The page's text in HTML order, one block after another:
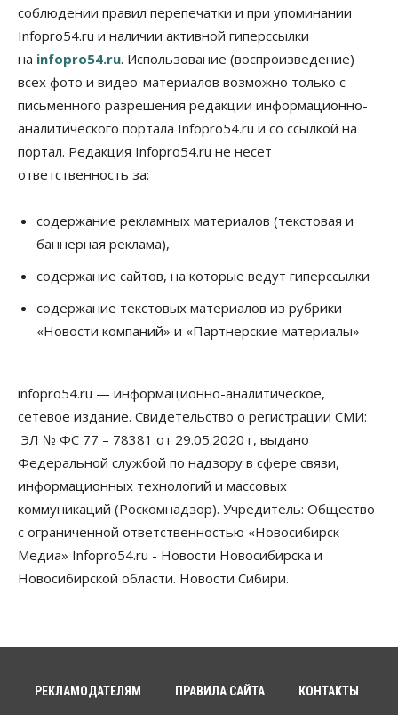
Новосибирцы стали реже оформлять
дома по упрощенной схеме
07 Августа 2026, 16:00
Власть Общество Право&Порядок
Роспотребнадзор изъял почти полторы тонны
мяса в Новосибирской области
Расходы новосибирцев на спорт выросли на 40%
за полгода
07 Августа 2026, 14:35
07 Августа 2026, 14:00
07 Августа 2026, 13:55
Авто Общество
Треть автовладельцев в Новосибирской области
«поставили машины на прикол»
07 Августа 2026, 13:00
Школы, библиотеки, пешеходные тротуары:
депутаты Госдумы контролируют работы на
социальных объектах
07 Августа 2026, 12:35
Синоптики рассказали о погоде в Новосибирске
соблюдении правил перепечатки и при упоминании
Infopro54.ru и наличии активной гиперссылки
на infopro54.ru. Использование (воспроизведение)
всех фото и видео-материалов возможно только с
письменного разрешения редакции информационно-
аналитического портала Infopro54.ru и со ссылкой на
портал. Редакция Infopro54.ru не несет
ответственность за:
содержание рекламных материалов (текстовая и
баннерная реклама),
содержание сайтов, на которые ведут гиперссылки
содержание текстовых материалов из рубрики
«Новости компаний» и «Партнерские материалы»
infopro54.ru — информационно-аналитическое,
сетевое издание. Свидетельство о регистрации СМИ:
ЭЛ № ФС 77 – 78381 от 29.05.2020 г, выдано
Федеральной службой по надзору в сфере связи,
информационных технологий и массовых
коммуникаций (Роскомнадзор). Учредитель: Общество
с ограниченной ответственностью «Новосибирск
Медиа» Infopro54.ru - Новости Новосибирска и
Новосибирской области. Новости Сибири.
РЕКЛАМОДАТЕЛЯМ ПРАВИЛА САЙТА КОНТАКТЫ